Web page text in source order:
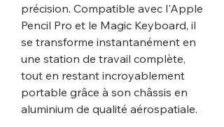
précision. Compatible avec l'Apple
Pencil Pro et le Magic Keyboard, il
se transforme instantanément en
une station de travail complète,
tout en restant incroyablement
portable grâce à son châssis en
aluminium de qualité aérospatiale.